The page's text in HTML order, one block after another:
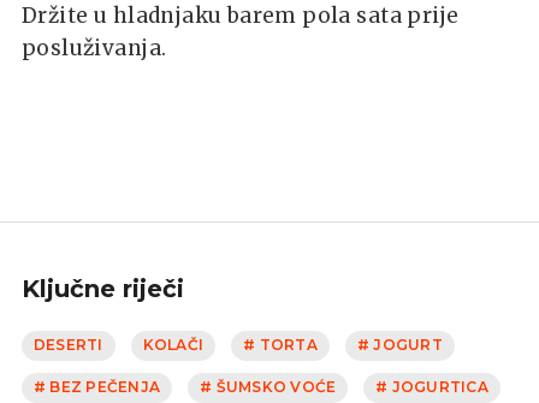
Držite u hladnjaku barem pola sata prije
posluživanja.
Ključne riječi
DESERTI KOLAČI # TORTA # JOGURT
# BEZ PEČENJA # ŠUMSKO VOĆE # JOGURTICA